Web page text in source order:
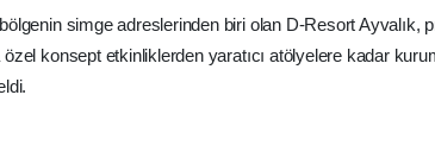
simge adreslerinden biri olan D-Resort Ayvalık,
konsept etkinliklerden yaratıcı atölyelere kadar